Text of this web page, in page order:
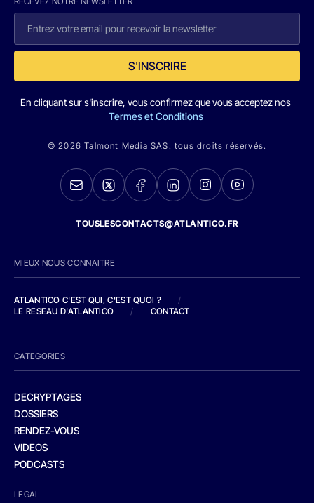
S'INSCRIRE
En cliquant sur s'inscrire, vous confirmez que vous acceptez nos
Termes et Conditions
© 2026 Talmont Media SAS. tous droits réservés.
TOUSLESCONTACTS@ATLANTICO.FR
MIEUX NOUS CONNAITRE
ATLANTICO C'EST QUI, C'EST QUOI ?
/
LE RESEAU D'ATLANTICO
/ CONTACT
CATEGORIES
DECRYPTAGES
DOSSIERS
RENDEZ-VOUS
VIDEOS
PODCASTS
LEGAL